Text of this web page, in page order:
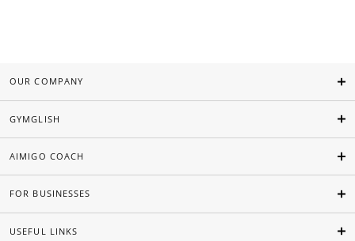
OUR COMPANY
GYMGLISH
AIMIGO COACH
FOR BUSINESSES
USEFUL LINKS